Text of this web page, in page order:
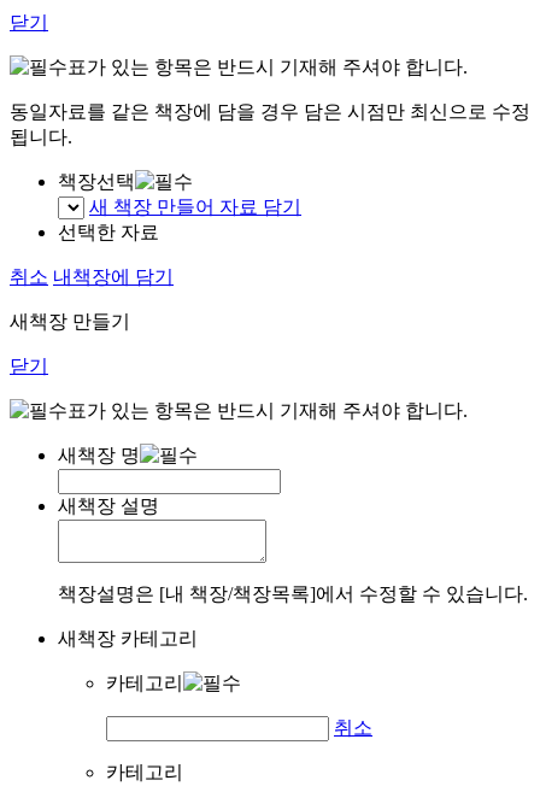
닫기
표가 있는 항목은 반드시 기재해 주셔야 합니다.
동일자료를 같은 책장에 담을 경우 담은 시점만 최신으로 수정
됩니다.
책장선택
새 책장 만들어 자료 담기
선택한 자료
취소 내책장에 담기
새책장 만들기
닫기
표가 있는 항목은 반드시 기재해 주셔야 합니다.
새책장 명
새책장 설명
책장설명은 [내 책장/책장목록]에서 수정할 수 있습니다.
새책장 카테고리
카테고리
취소
카테고리